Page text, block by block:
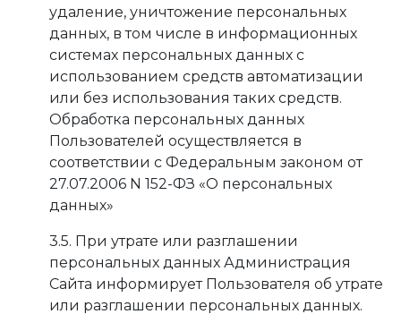
удаление, уничтожение персональных
данных, в том числе в информационных
системах персональных данных с
использованием средств автоматизации
или без использования таких средств.
Обработка персональных данных
Пользователей осуществляется в
соответствии с Федеральным законом от
27.07.2006 N 152-ФЗ «О персональных
данных»
3.5. При утрате или разглашении
персональных данных Администрация
Сайта информирует Пользователя об утрате
или разглашении персональных данных.